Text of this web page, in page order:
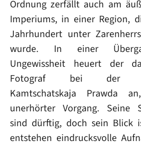
Ordnung zerfällt auch am
Imperiums, in einer Region,
Jahrhundert unter
wurde. In einer
Ungewissheit heuert der
Fotograf bei der
Kamtschatskaja Prawda
unerhörter Vorgang. Seine
sind dürftig, doch sein Blick
entstehen eindrucksvolle